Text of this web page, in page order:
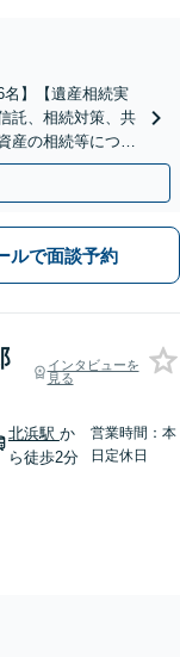
名】【遺産相続実
託、相続対策、共
産の相続等につき
ルで面談予約
インタビューを
見る
北浜駅 か
ら徒歩2分
営業時間：本
日定休日